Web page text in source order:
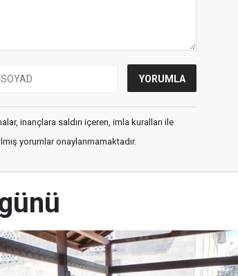
inançlara saldırı içeren, imla kuralları ile
yorumlar onaylanmamaktadır.